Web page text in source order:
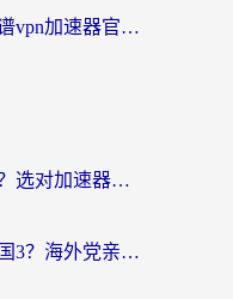
海外党必看：如何选择靠谱vpn加速器官网？轻松解决国内APP地区限制
海外党打光明大陆总卡顿？选对加速器才是关键！（附亲测好用的推荐）
澳大利亚怎么玩放开那三国3？海外党亲测有效的国服游戏加速指南